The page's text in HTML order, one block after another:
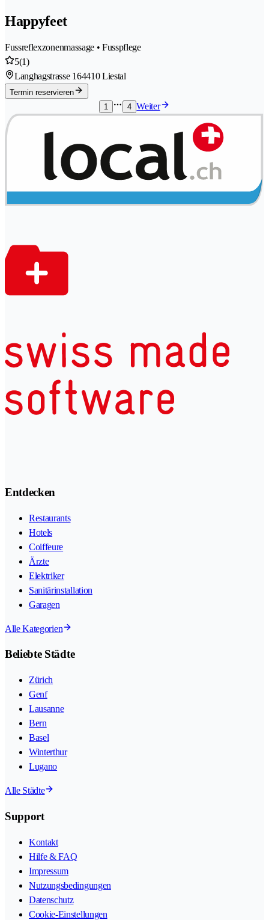
Happyfeet
Fussreflexzonenmassage • Fusspflege
5(1)
Langhagstrasse 164410 Liestal
Termin reservieren
1
4 Weiter
Entdecken
Restaurants
Hotels
Coiffeure
Ärzte
Elektriker
Sanitärinstallation
Garagen
Alle Kategorien
Beliebte Städte
Zürich
Genf
Lausanne
Bern
Basel
Winterthur
Lugano
Alle Städte
Support
Kontakt
Hilfe & FAQ
Impressum
Nutzungsbedingungen
Datenschutz
Cookie-Einstellungen